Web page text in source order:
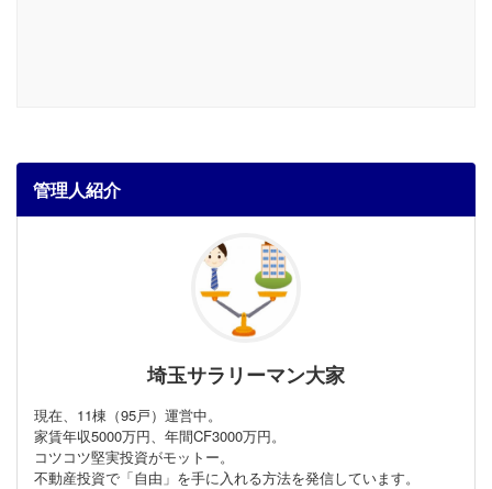
管理人紹介
埼玉サラリーマン大家
現在、11棟（95戸）運営中。
家賃年収5000万円、年間CF3000万円。
コツコツ堅実投資がモットー。
不動産投資で「自由」を手に入れる方法を発信しています。